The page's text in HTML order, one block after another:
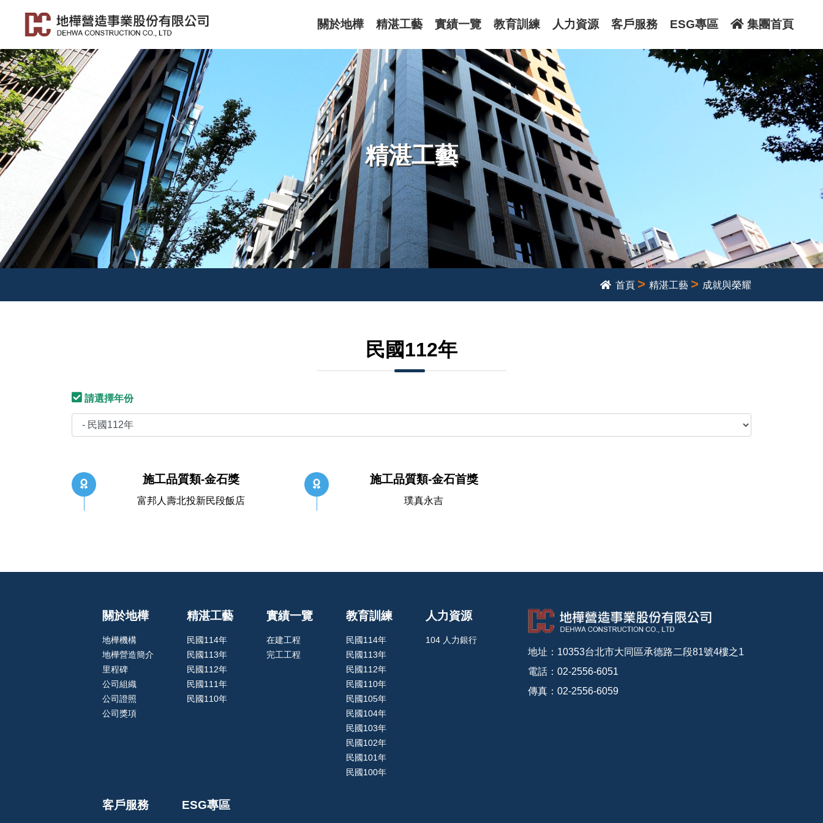
關於地樺 精湛工藝 實績一覽 教育訓練 人力資源 客戶服務 ESG專區 集團首頁
精湛工藝
首頁 > 精湛工藝 > 成就與榮耀
民國112年
請選擇年份
施工品質類-金石獎
富邦人壽北投新民段飯店
施工品質類-金石首獎
璞真永吉
地址：10353台北市大同區承德路二段81號4樓之1
電話：02-2556-6051
傳真：02-2556-6059
關於地樺
地樺機構
地樺營造簡介
里程碑
公司組織
公司證照
公司獎項
精湛工藝
民國114年
民國113年
民國112年
民國111年
民國110年
實績一覽
在建工程
完工工程
教育訓練
民國114年
民國113年
民國112年
民國110年
民國105年
民國104年
民國103年
民國102年
民國101年
民國100年
人力資源
104 人力銀行
客戶服務 ESG專區